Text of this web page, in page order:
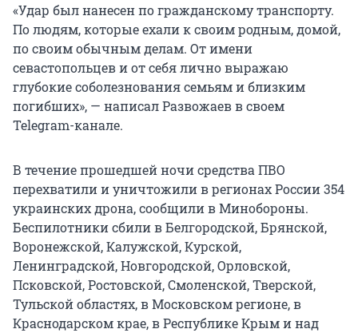
«Удар был нанесен по гражданскому транспорту.
По людям, которые ехали к своим родным, домой,
по своим обычным делам. От имени
севастопольцев и от себя лично выражаю
глубокие соболезнования семьям и близким
погибших», — написал Развожаев в своем
Telegram-канале.
В течение прошедшей ночи средства ПВО
перехватили и уничтожили в регионах России 354
украинских дрона, сообщили в Минобороны.
Беспилотники сбили в Белгородской, Брянской,
Воронежской, Калужской, Курской,
Ленинградской, Новгородской, Орловской,
Псковской, Ростовской, Смоленской, Тверской,
Тульской областях, в Московском регионе, в
Краснодарском крае, в Республике Крым и над